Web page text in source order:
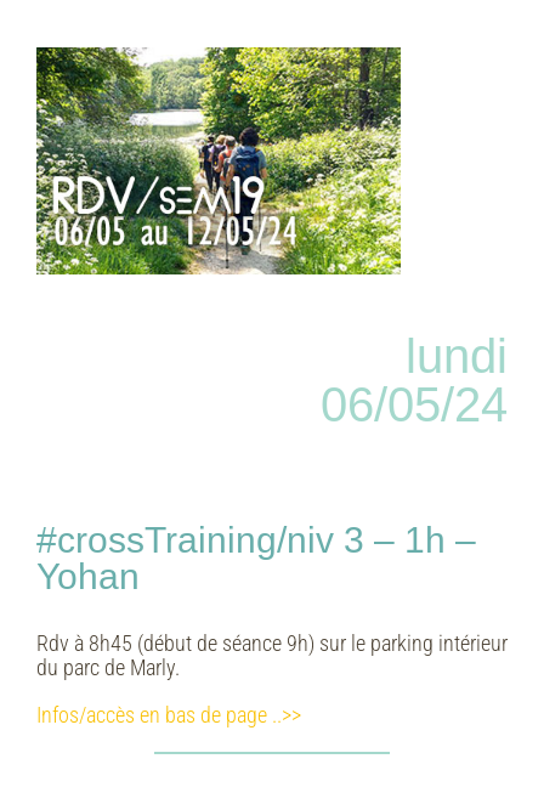
lundi
06/05/24
#crossTraining/niv 3 – 1h –
Yohan
Rdv à 8h45 (début de séance 9h) sur le parking intérieur
du parc de Marly.
Infos/accès en bas de page ..>>